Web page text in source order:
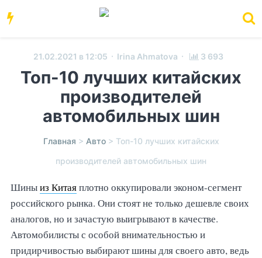
21.02.2021 в 12:05 · Irina Ahmatova · 3 693
Топ-10 лучших китайских
производителей
автомобильных шин
Главная > Авто> Топ-10 лучших китайских
производителей автомобильных шин
Шиныиз Китаяплотно оккупировали эконом-сегмент
российского рынка. Они стоят не только дешевле своих
аналогов, но и зачастую выигрывают в качестве.
Автомобилисты с особой внимательностью и
придирчивостью выбирают шины для своего авто, ведь